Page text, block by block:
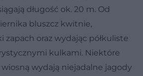
długość ok. 20 m. Od
bluszcz kwitnie,
zapach oraz wydając półkuliste
kulkami. Niektóre
wydają niejadalne jagody